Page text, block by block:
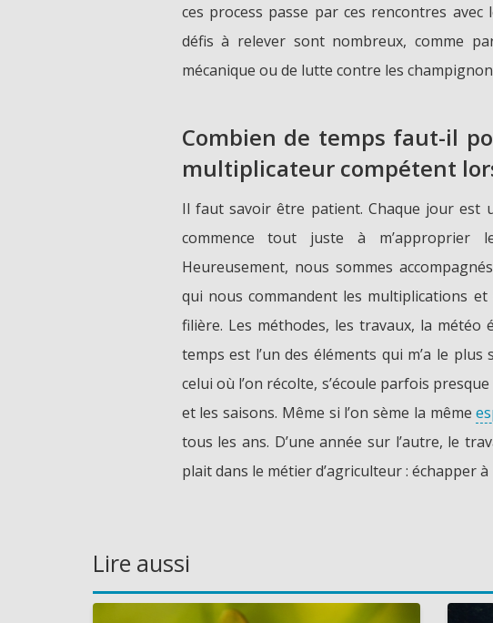
ces process passe par ces rencontres avec
défis à relever sont nombreux, comme
mécanique ou de lutte contre les
Combien de temps faut-il
multiplicateur compétent
Il faut savoir être patient. Chaque jour est
commence tout juste à m’approprier
Heureusement, nous sommes
qui nous commandent les multiplications
filière. Les méthodes, les travaux, la
temps est l’un des éléments qui m’a le
celui où l’on récolte, s’écoule parfois
et les saisons. Même si l’on sème la même
tous les ans. D’une année sur l’autre, le
plait dans le métier d’agriculteur : échapper
Lire aussi